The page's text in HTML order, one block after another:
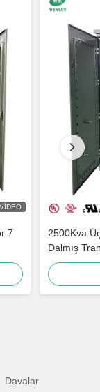
VIDEO
7
2500Kva
Dalmış
Davalar